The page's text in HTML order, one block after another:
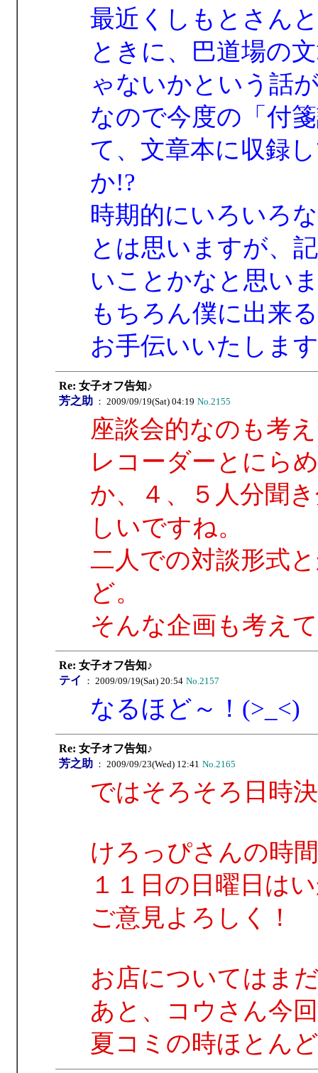
最近くしもとさん
ときに、巴道場の
ゃないかという話
なので今度の「付
て、文章本に収録
か!?
時期的にいろいろ
とは思いますが、
いことかなと思い
もちろん僕に出来
お手伝いいたしま
Re: 女子オフ告知♪
芳之助 ： 2009/09/19(Sat) 04:19 No.2155
座談会的なのも考
レコーダーとにら
か、４、５人分聞
しいですね。
二人での対談形式
ど。
そんな企画も考え
Re: 女子オフ告知♪
テイ ： 2009/09/19(Sat) 20:54 No.2157
なるほど～！(>_<)
Re: 女子オフ告知♪
芳之助 ： 2009/09/23(Wed) 12:41 No.2165
ではそろそろ日時
けろっぴさんの時
１１日の日曜日は
ご意見よろしく！
お店についてはま
あと、コウさん今
夏コミの時ほとん